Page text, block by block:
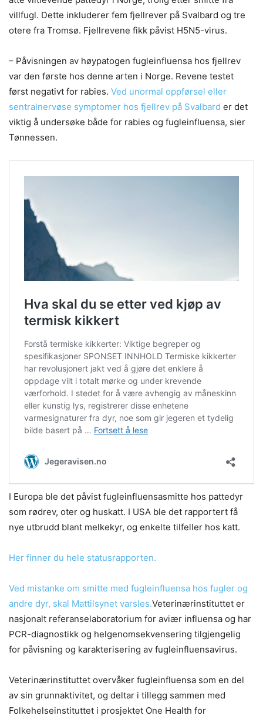
villfugl. Dette inkluderer fem fjellrever på Svalbard og tre
otere fra Tromsø. Fjellrevene fikk påvist H5N5-virus.
– Påvisningen av høypatogen fugleinfluensa hos fjellrev
var den første hos denne arten i Norge. Revene testet
først negativt for rabies. Ved unormal oppførsel eller
sentralnervøse symptomer hos fjellrev på Svalbard er det
viktig å undersøke både for rabies og fugleinfluensa, sier
Tønnessen.
I Europa ble det påvist fugleinfluensasmitte hos pattedyr
som rødrev, oter og huskatt. I USA ble det rapportert få
nye utbrudd blant melkekyr, og enkelte tilfeller hos katt.
Her finner du hele statusrapporten.
Ved mistanke om smitte med fugleinfluensa hos fugler og
andre dyr, skal Mattilsynet varsles.Veterinærinstituttet er
nasjonalt referanselaboratorium for aviær influensa og har
PCR-diagnostikk og helgenomsekvensering tilgjengelig
for påvisning og karakterisering av fugleinfluensavirus.
Veterinærinstituttet overvåker fugleinfluensa som en del
av sin grunnaktivitet, og deltar i tillegg sammen med
Folkehelseinstituttet i prosjektet One Health for